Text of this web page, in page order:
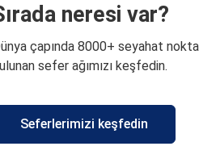
neresi var?
çapında 8000+ seyahat
sefer ağımızı keşfedin.
Seferlerimizi keşfedin